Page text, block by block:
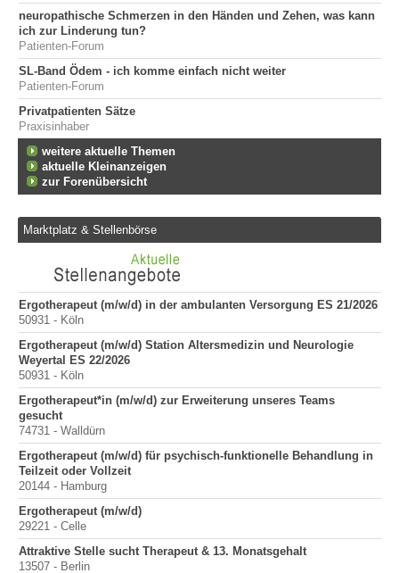
neuropathische Schmerzen in den Händen und Zehen, was kann
ich zur Linderung tun?
Patienten-Forum
SL-Band Ödem - ich komme einfach nicht weiter
Patienten-Forum
Privatpatienten Sätze
Praxisinhaber
weitere aktuelle Themen
aktuelle Kleinanzeigen
zur Forenübersicht
Marktplatz & Stellenbörse
Ergotherapeut (m/w/d) in der ambulanten Versorgung ES 21/2026
50931 - Köln
Ergotherapeut (m/w/d) Station Altersmedizin und Neurologie
Weyertal ES 22/2026
50931 - Köln
Ergotherapeut*in (m/w/d) zur Erweiterung unseres Teams
gesucht
74731 - Walldürn
Ergotherapeut (m/w/d) für psychisch-funktionelle Behandlung in
Teilzeit oder Vollzeit
20144 - Hamburg
Ergotherapeut (m/w/d)
29221 - Celle
Attraktive Stelle sucht Therapeut & 13. Monatsgehalt
13507 - Berlin